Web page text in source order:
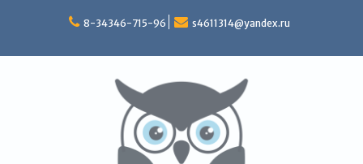
8-34346-715-96 s4611314@yandex.ru